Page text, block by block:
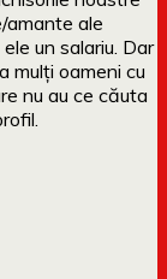
ale
un salariu. Dar
mulți oameni cu
nu au ce căuta